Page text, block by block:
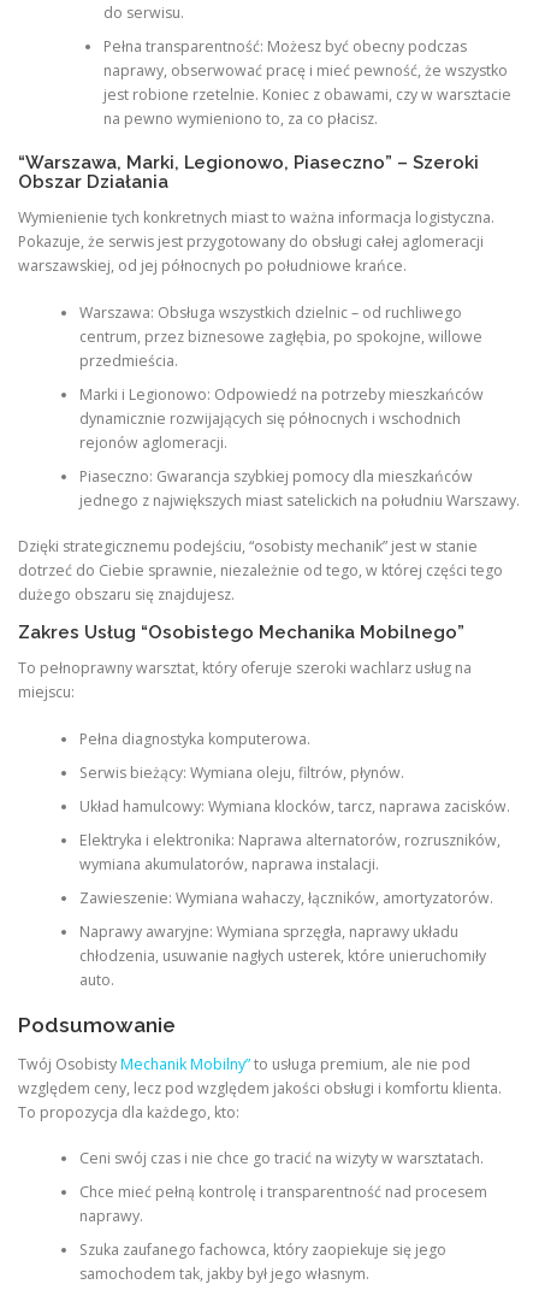
do serwisu.
Pełna transparentność: Możesz być obecny podczas
naprawy, obserwować pracę i mieć pewność, że wszystko
jest robione rzetelnie. Koniec z obawami, czy w warsztacie
na pewno wymieniono to, za co płacisz.
“Warszawa, Marki, Legionowo, Piaseczno” – Szeroki
Obszar Działania
Wymienienie tych konkretnych miast to ważna informacja logistyczna.
Pokazuje, że serwis jest przygotowany do obsługi całej aglomeracji
warszawskiej, od jej północnych po południowe krańce.
Warszawa: Obsługa wszystkich dzielnic – od ruchliwego
centrum, przez biznesowe zagłębia, po spokojne, willowe
przedmieścia.
Marki i Legionowo: Odpowiedź na potrzeby mieszkańców
dynamicznie rozwijających się północnych i wschodnich
rejonów aglomeracji.
Piaseczno: Gwarancja szybkiej pomocy dla mieszkańców
jednego z największych miast satelickich na południu Warszawy.
Dzięki strategicznemu podejściu, “osobisty mechanik” jest w stanie
dotrzeć do Ciebie sprawnie, niezależnie od tego, w której części tego
dużego obszaru się znajdujesz.
Zakres Usług “Osobistego Mechanika Mobilnego”
To pełnoprawny warsztat, który oferuje szeroki wachlarz usług na
miejscu:
Pełna diagnostyka komputerowa.
Serwis bieżący: Wymiana oleju, filtrów, płynów.
Układ hamulcowy: Wymiana klocków, tarcz, naprawa zacisków.
Elektryka i elektronika: Naprawa alternatorów, rozruszników,
wymiana akumulatorów, naprawa instalacji.
Zawieszenie: Wymiana wahaczy, łączników, amortyzatorów.
Naprawy awaryjne: Wymiana sprzęgła, naprawy układu
chłodzenia, usuwanie nagłych usterek, które unieruchomiły
auto.
Podsumowanie
Twój OsobistyMechanik Mobilny”to usługa premium, ale nie pod
względem ceny, lecz pod względem jakości obsługi i komfortu klienta.
To propozycja dla każdego, kto:
Ceni swój czas i nie chce go tracić na wizyty w warsztatach.
Chce mieć pełną kontrolę i transparentność nad procesem
naprawy.
Szuka zaufanego fachowca, który zaopiekuje się jego
samochodem tak, jakby był jego własnym.